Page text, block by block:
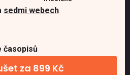
sedmi webech
časopisů
za 899 Kč